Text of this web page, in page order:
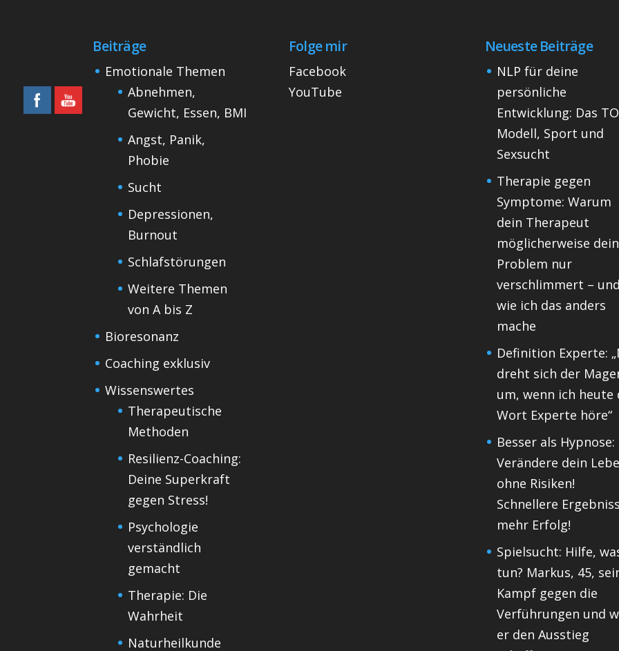
Beiträge
Emotionale Themen
Abnehmen,
Gewicht, Essen, BMI
Angst, Panik,
Phobie
Sucht
Depressionen,
Burnout
Schlafstörungen
Weitere Themen
von A bis Z
Bioresonanz
Coaching exklusiv
Wissenswertes
Therapeutische
Methoden
Resilienz-Coaching:
Deine Superkraft
gegen Stress!
Psychologie
verständlich
gemacht
Therapie: Die
Wahrheit
Naturheilkunde
Folge mir
Facebook
YouTube
Neueste Beiträge
NLP für deine
persönliche
Entwicklung: Das
Modell, Sport und
Sexsucht
Therapie gegen
Symptome: Warum
dein Therapeut
möglicherweise dein
Problem nur
verschlimmert –
wie ich das anders
mache
Definition Experte:
dreht sich der
um, wenn ich heute
Wort Experte höre“
Besser als Hypnose:
Verändere dein
ohne Risiken!
Schnellere
mehr Erfolg!
Spielsucht: Hilfe,
tun? Markus, 45,
Kampf gegen die
Verführungen und
er den Ausstieg